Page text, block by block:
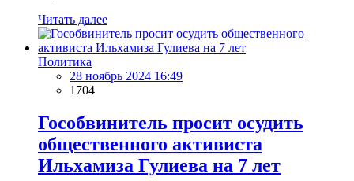
Читать далее
Политика
28 ноябрь 2024 16:49
1704
Гособвинитель просит осудить
общественного активиста
Ильхамиза Гулиева на 7 лет